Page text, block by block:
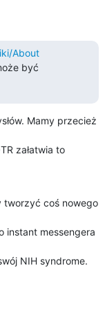
About
być
Mamy przecież
załatwia to
tworzyć coś nowego
instant messengera
NIH syndrome.